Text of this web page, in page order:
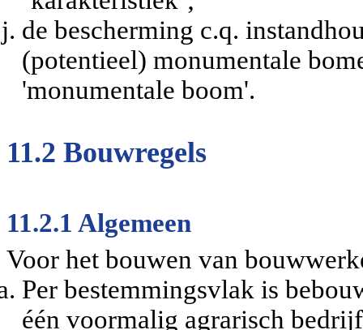
de bescherming c.q.
(potentieel) monumentale
'monumentale boom'.
11.2 Bouwregels
11.2.1 Algemeen
Voor het bouwen van
Per bestemmingsvlak is
één voormalig agrarisch